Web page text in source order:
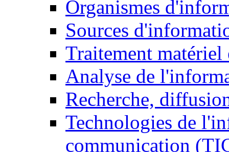
Organismes
Sources
Traitement matériel
Analyse de
Recherche,
Technologies de
communication